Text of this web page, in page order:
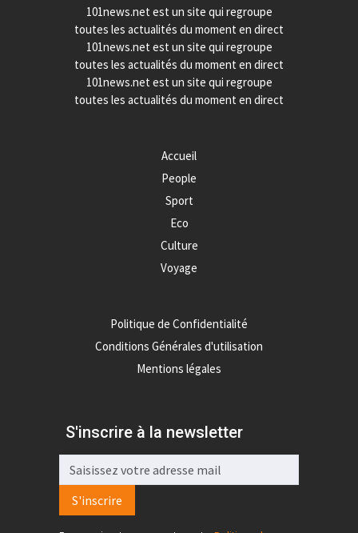
101news.net est un site qui regroupe
toutes les actualités du moment en direct
101news.net est un site qui regroupe
toutes les actualités du moment en direct
101news.net est un site qui regroupe
toutes les actualités du moment en direct
Accueil
People
Sport
Eco
Culture
Voyage
Politique de Confidentialité
Conditions Générales d'utilisation
Mentions légales
S'inscrire à la newsletter
S'inscrire